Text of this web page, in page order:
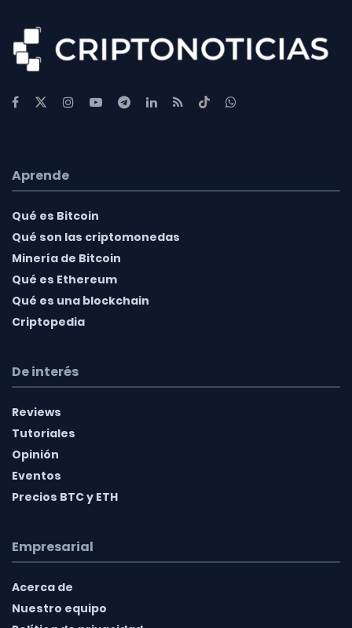
Aprende
Qué es Bitcoin
Qué son las criptomonedas
Minería de Bitcoin
Qué es Ethereum
Qué es una blockchain
Criptopedia
De interés
Reviews
Tutoriales
Opinión
Eventos
Precios BTC y ETH
Empresarial
Acerca de
Nuestro equipo